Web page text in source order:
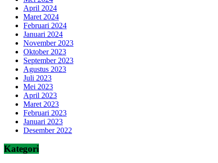
April 2024
Maret 2024
Februari 2024
Januari 2024
November 2023
Oktober 2023
September 2023
Agustus 2023
Juli 2023
Mei 2023
April 2023
Maret 2023
Februari 2023
Januari 2023
Desember 2022
Kategori